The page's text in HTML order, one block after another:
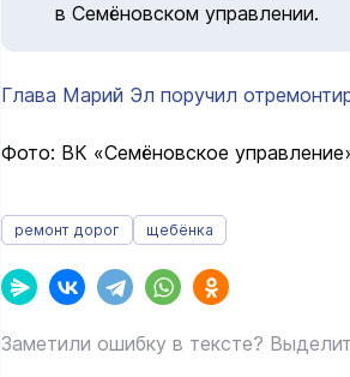
в Семёновском управлении.
Глава Марий Эл поручил
Фото: ВК «Семёновское
ремонт дорог щебёнка
Заметили ошибку в тексте?